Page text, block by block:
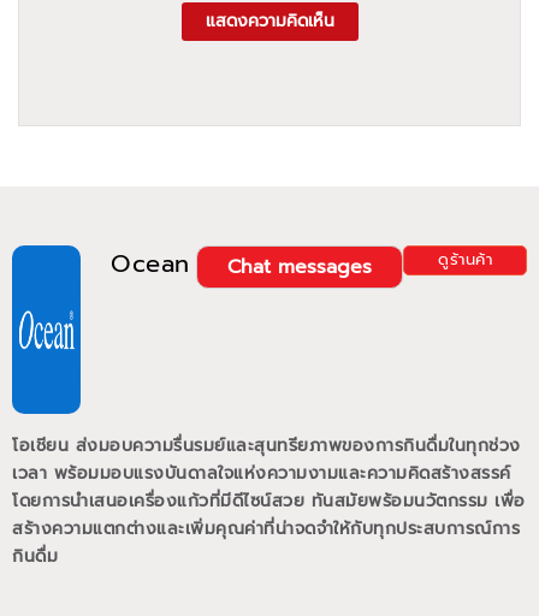
Ocean ดูร้านค้า
Chat messages
โอเชียน ส่งมอบความรื่นรมย์และสุนทรียภาพของการกินดื่มในทุกช่วง
เวลา พร้อมมอบแรงบันดาลใจแห่งความงามและความคิดสร้างสรรค์
โดยการนำเสนอเครื่องแก้วที่มีดีไซน์สวย ทันสมัยพร้อมนวัตกรรม เพื่อ
สร้างความแตกต่างและเพิ่มคุณค่าที่น่าจดจำให้กับทุกประสบการณ์การ
กินดื่ม
แสดงความคิดเห็น